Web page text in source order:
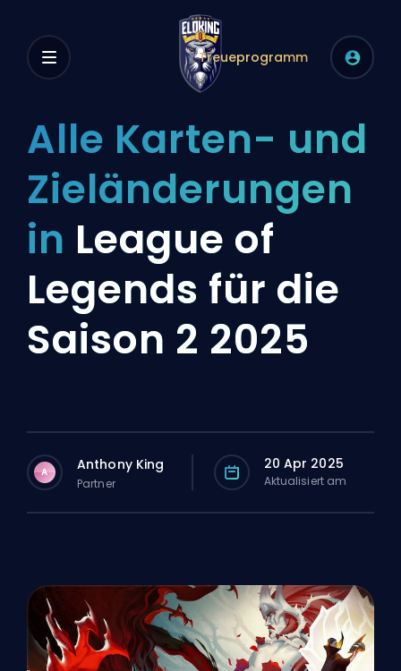
Treueprogramm
Alle Karten- und
Zieländerungen
in League of
Legends für die
Saison 2 2025
A Anthony King
Partner
20 Apr 2025
Aktualisiert am